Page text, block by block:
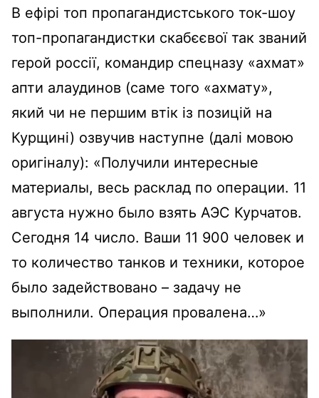
В ефірі топ пропагандистського ток-шоу
топ-пропагандистки скабєєвої так званий
герой россії, командир спецназу «ахмат»
апти алаудинов (саме того «ахмату»,
який чи не першим втік із позицій на
Курщині) озвучив наступне (далі мовою
оригіналу): «Получили интересные
материалы, весь расклад по операции. 11
августа нужно было взять АЭС Курчатов.
Сегодня 14 число. Ваши 11 900 человек и
то количество танков и техники, которое
было задействовано – задачу не
выполнили. Операция провалена…»